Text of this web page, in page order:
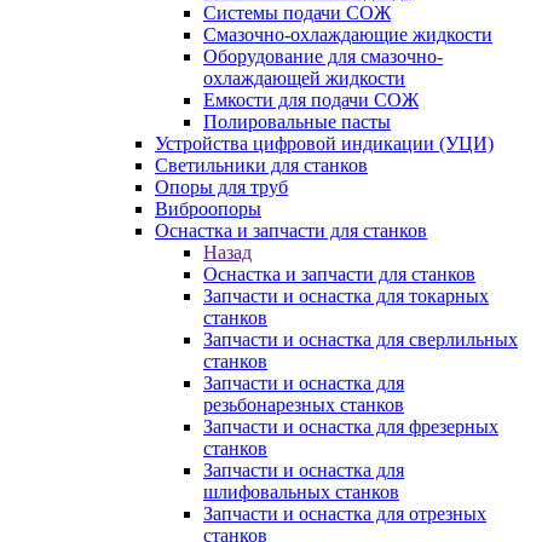
Системы подачи СОЖ
Смазочно-охлаждающие жидкости
Оборудование для смазочно-
охлаждающей жидкости
Емкости для подачи СОЖ
Полировальные пасты
Устройства цифровой индикации (УЦИ)
Светильники для станков
Опоры для труб
Виброопоры
Оснастка и запчасти для станков
Назад
Оснастка и запчасти для станков
Запчасти и оснастка для токарных
станков
Запчасти и оснастка для сверлильных
станков
Запчасти и оснастка для
резьбонарезных станков
Запчасти и оснастка для фрезерных
станков
Запчасти и оснастка для
шлифовальных станков
Запчасти и оснастка для отрезных
станков